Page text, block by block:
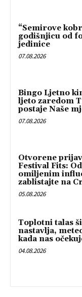
“Semirove
godišnjicu od
jedinice
07.08.2026
Bingo Ljetno
ljeto zaredom
postaje Naše
07.08.2026
Otvorene
Festival Fits:
omiljenim
zablistajte na
05.08.2026
Toplotni talas
nastavlja,
kada nas
04.08.2026